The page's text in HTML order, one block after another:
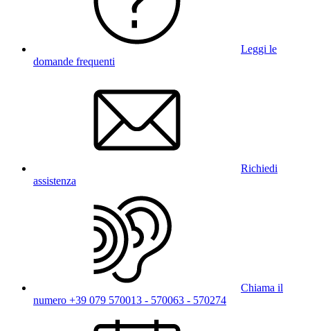
Leggi le
domande frequenti
Richiedi
assistenza
Chiama il
numero +39 079 570013 - 570063 - 570274